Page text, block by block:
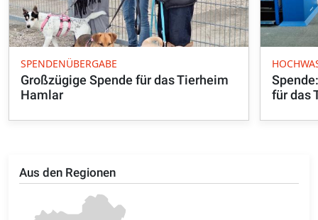
Aus den Regionen
SPENDENÜBERGABE
Großzügige Spende für das Tierheim
Hamlar
für das